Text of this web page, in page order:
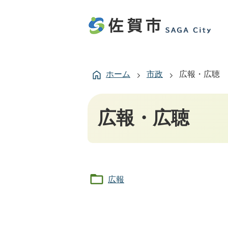
ホーム 市政 広報・広聴
広報・広聴
広報